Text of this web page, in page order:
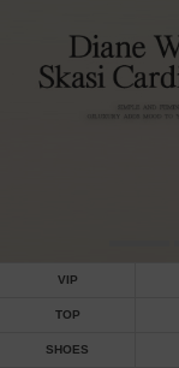
VIP
TOP
SHOES